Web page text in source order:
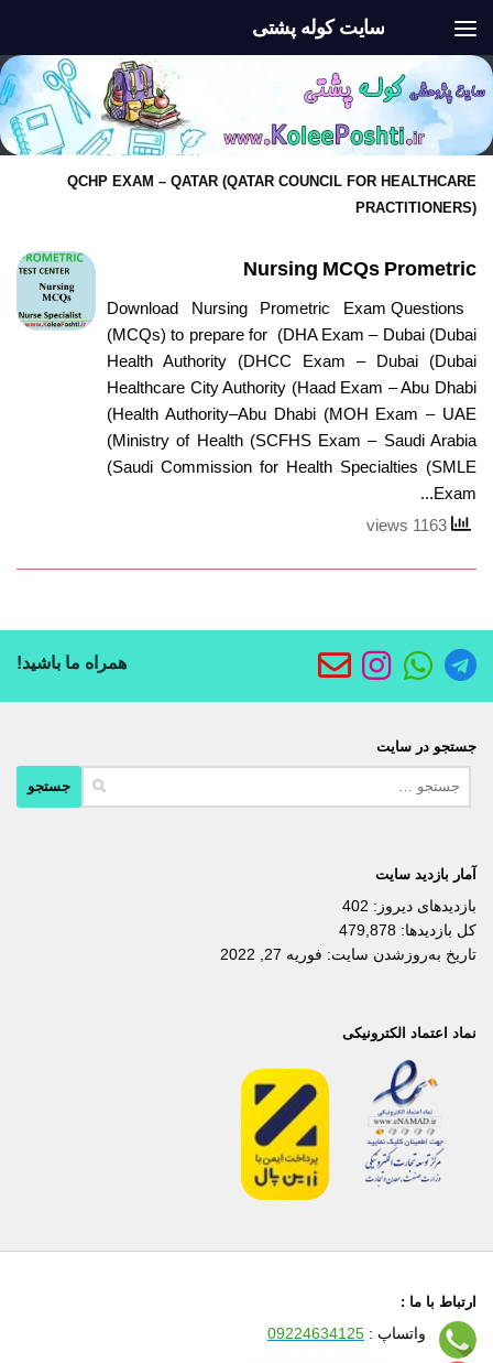
سایت کوله پشتی
QCHP EXAM – QATAR (QATAR COUNCIL FOR HEALTHCARE
PRACTITIONERS)
Nursing MCQs Prometric
Download Nursing Prometric Exam Questions
(MCQs) to prepare for (DHA Exam – Dubai (Dubai
Health Authority (DHCC Exam – Dubai (Dubai
Healthcare City Authority (Haad Exam – Abu Dhabi
(Health Authority–Abu Dhabi (MOH Exam – UAE
(Ministry of Health (SCFHS Exam – Saudi Arabia
(Saudi Commission for Health Specialties (SMLE
Exam...
همراه ما باشید!
جستجو در سایت
آمار بازدید سایت
بازدیدهای دیروز: 402
کل بازدیدها: 479,878
تاریخ به‌روزشدن سایت: فوریه 27, 2022
نماد اعتماد الکترونیکی
ارتباط با ما :
واتساپ : 09224634125